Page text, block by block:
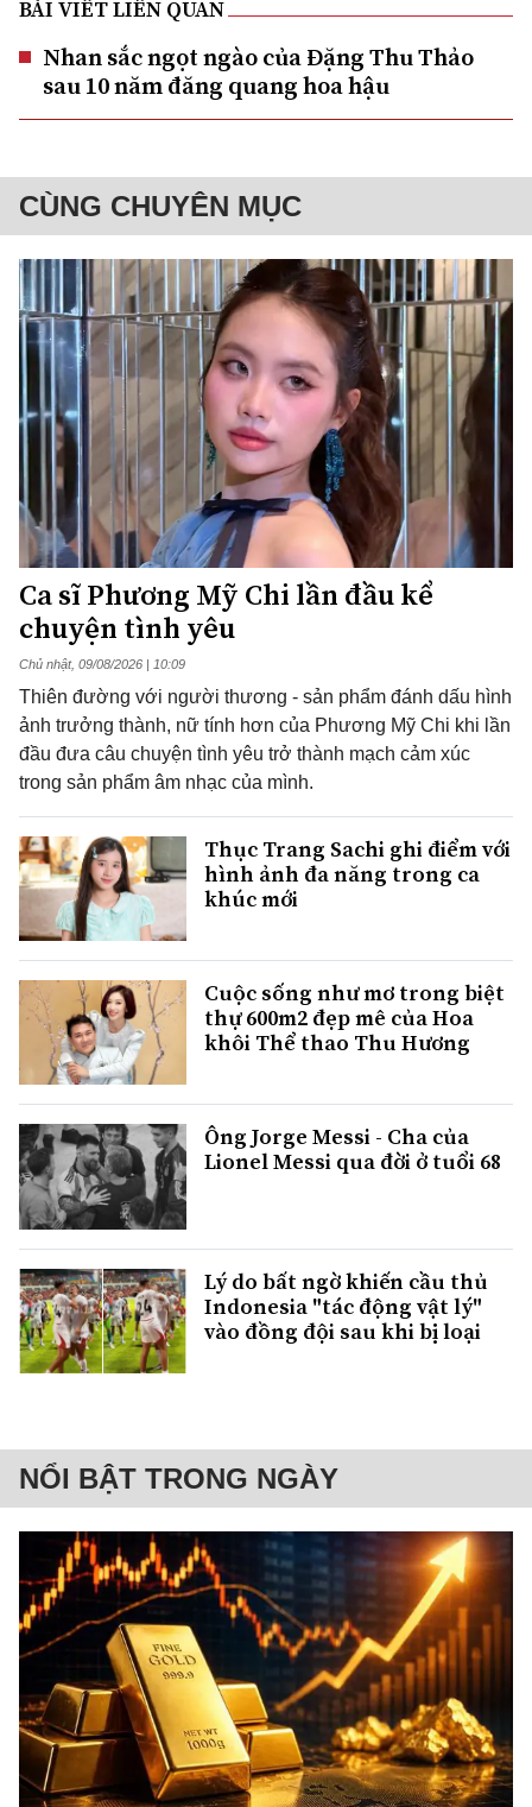
BÀI VIẾT LIÊN QUAN
Nhan sắc ngọt ngào của Đặng Thu Thảo
sau 10 năm đăng quang hoa hậu
CÙNG CHUYÊN MỤC
Ca sĩ Phương Mỹ Chi lần đầu kể
chuyện tình yêu
Chủ nhật, 09/08/2026 | 10:09
Thiên đường với người thương - sản phẩm đánh dấu hình
ảnh trưởng thành, nữ tính hơn của Phương Mỹ Chi khi lần
đầu đưa câu chuyện tình yêu trở thành mạch cảm xúc
trong sản phẩm âm nhạc của mình.
Thục Trang Sachi ghi điểm với
hình ảnh đa năng trong ca
khúc mới
Cuộc sống như mơ trong biệt
thự 600m2 đẹp mê của Hoa
khôi Thể thao Thu Hương
Ông Jorge Messi - Cha của
Lionel Messi qua đời ở tuổi 68
Lý do bất ngờ khiến cầu thủ
Indonesia "tác động vật lý"
vào đồng đội sau khi bị loại
NỔI BẬT TRONG NGÀY